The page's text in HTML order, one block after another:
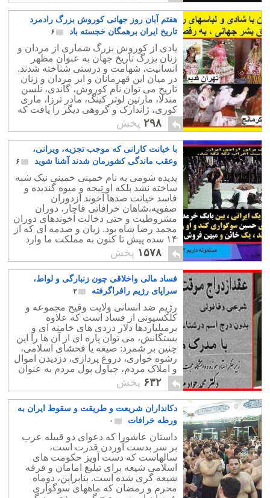
هفتم آبان روز جهانی کوروش بزرگ رادمرد
تاریخ ایران برهمگان خجسته باد
۶
یادی از کوروش بزرگ شماری از مردان و
زنان بزرگ تاریخ جهان به عنوان مظهر
انسانیت، شهامت و درستی شناخته شدند.
در میان این قهرمانان و ابر مردان و زنان
تاریخ می توان نام کوروش، گاندی، نلسن
مندلا، مارتین لوتر کینگ، مادر ترزا، ماری
کوری، ژاندارک و گروهی دیگر را یافت که
مورد ستایش و احترام جهانیانند
۲۹۸ پخش
با خیانت کارانی که موجب تجزیه، ویرانی،
وعقب ماندگی کشورمان شدند آشنا شوید
۶
پدیده شومی به نام خمینی خمینی نیک شبه
ساخته نشد بلکه او تیجه و میوه گندیده و
فاسد خیانت صدها آخوند ازدوران
صفویه،شاهان خرافاتی قاجار، دوران
مشروطیت و حتی دخالت آخوندهای دوران
محمد رضا شاه بود. زیان و صدمه ای که از
۱۴ سده پیش تا کنون به مملکت ما وارد
شده و به جای پیش روی عقب نشینی
کرده ایم،
۱۵۷۸ پخش
فساد مالی واخلاقی چون زنبارگی و لواط،
سراپای رژیم رافراگرفته
۲
رژیم ضد انسانی ولایت وقیح مجموعه و
کلکسیونی از فساد است که علاوه
برمیلیاردها دلار دزدی های خامنه ای و
بستگانش، می توان پاره ای از آن ها را این
چنین بر شمرد: صیغه یا فحشای اسلامی،
رشوه خواری، دروغ پردازی، دزدیدن اموال
و املاک مردم، چپاول پول مردم به عنوان
دریافت نذورات،و لواط و تجاوز جنسی
بیکدیگر.
۶۳۲ پخش
دکانداران شریعت و طریقت و سقوط ایران به
ورطه خرافات
۰
داستان عاشورا که دعوای دو قبیله عرب
بر سر بدست آوردن قدرت است،
سالهاست که دست آویز حکومت های
اسلامی شیعه برای تبلیغ امامان و فرقه
شیعه گری شده است. بنابراین، دوماه
محرم و رمضان که ماههای سوگواری